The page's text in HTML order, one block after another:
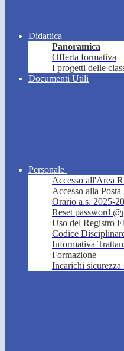
Didattica
Panoramica
Offerta formativa
I progetti delle
Documenti Utili
Personale
Accesso all'Area
Accesso alla Posta
Orario a.s. 2025-
Reset password
Uso del Registro
Codice
Informativa
Formazione
Incarichi